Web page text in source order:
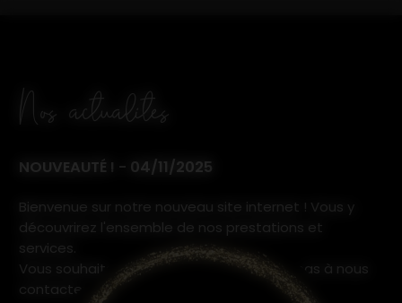
Nos actualités
NOUVEAUTÉ ! - 04/11/2025
Bienvenue sur notre nouveau site internet ! Vous y
découvrirez l'ensemble de nos prestations et
services.
Vous souhaitez en savoir plus ? N'hésitez pas à nous
contacter, nous restons à votre écoute.